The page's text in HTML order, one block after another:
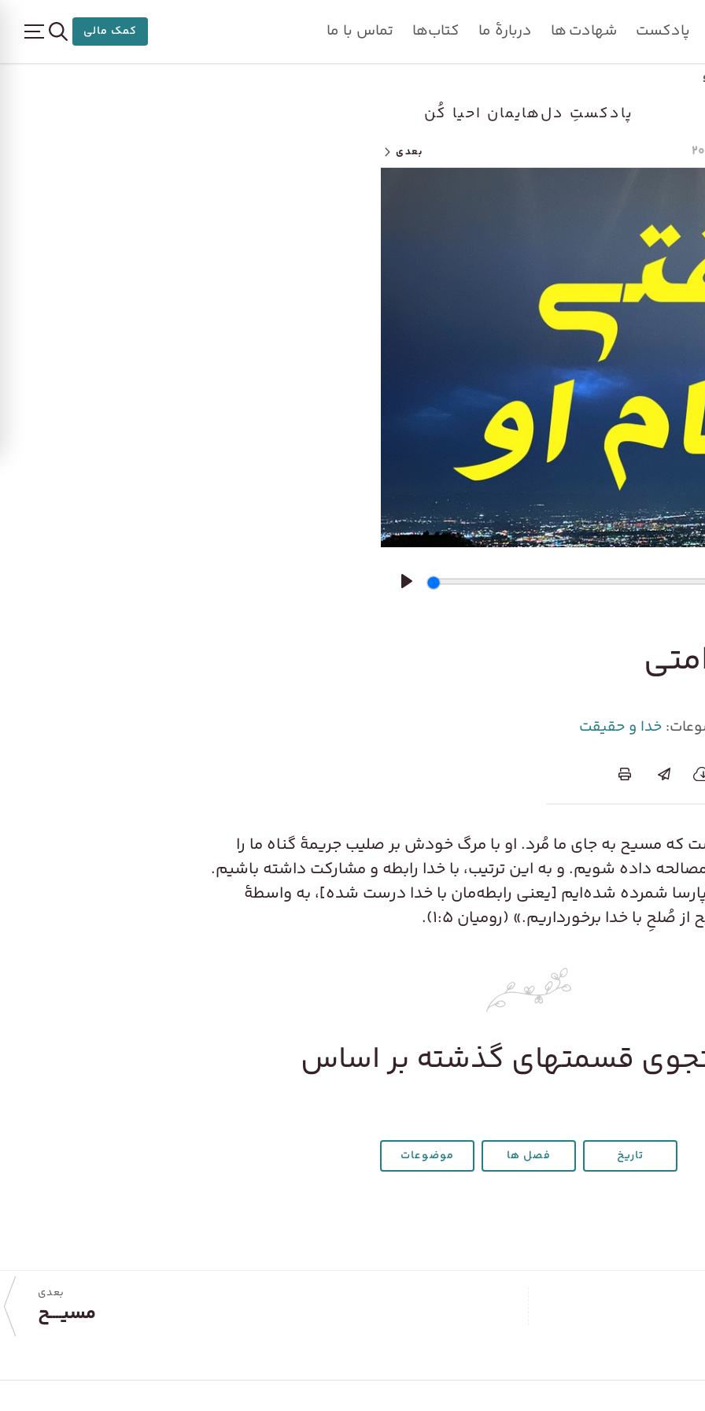
پادکست شهادت ها دربارۀ ما کتاب‌ها تماس با ما کمک مالی
پادکستِ دل‌هایمان احیا کُن
بعدی
Play
خدا و حقیقت
که مسیح به جای ما مُرد. او با مرگ خودش بر صلیب جریمهٔ گناه ما را
مصالحه داده شویم. و به این ترتیب، با خدا رابطه و مشارکت داشته باشیم.
شمرده شده‌ایم [یعنی رابطه‌مان با خدا درست شده]، به واسطهٔ
با خدا برخورداریم.» (رومیان ۱:۵).
قسمتهای گذشته بر اساس
تاریخ فصل ها موضوعات
بعدی
مسیــــح